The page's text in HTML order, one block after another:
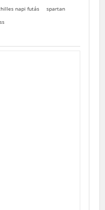
napi futás
spartan